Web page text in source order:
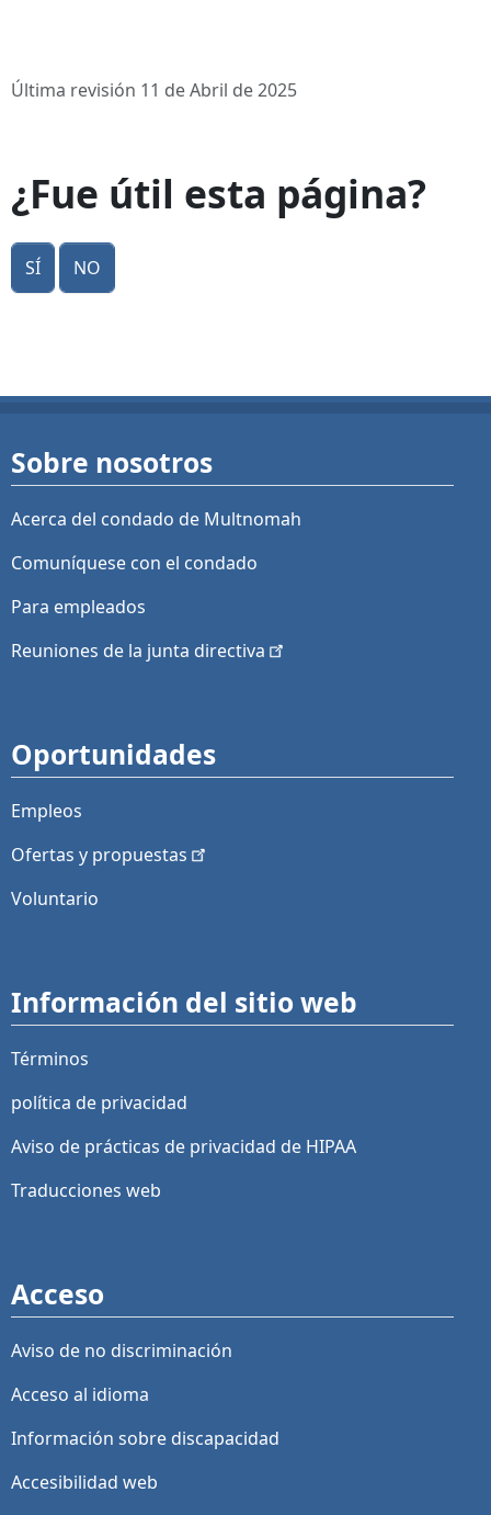
Última revisión 11 de Abril de 2025
¿Fue útil esta página?
Sí No
Sobre nosotros
Acerca del condado de Multnomah
Comuníquese con el condado
Para empleados
Reuniones de la junta directiva
Oportunidades
Empleos
Ofertas y propuestas
Voluntario
Información del sitio web
Términos
política de privacidad
Aviso de prácticas de privacidad de HIPAA
Traducciones web
Acceso
Aviso de no discriminación
Acceso al idioma
Información sobre discapacidad
Accesibilidad web